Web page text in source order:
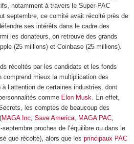
notamment à travers le Super-PAC
septembre, ce comité avait récolté près de
ses intérêts dans le cadre des
les donateurs, on retrouve des grands
(25 millions) et Coinbase (25 millions).
récoltés par les candidats et les fonds
comprend mieux la multiplication des
l’attention de certaines industries, dont
comme Elon Musk . En effet,
les comptes de beaucoup des
(MAGA Inc Save America, MAGA PAC,
proches de l’équilibre ou dans le
que récolté), alors que les principaux PAC